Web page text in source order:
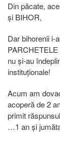
Din păcate,
și BIHOR,
Dar bihorenii i-
nu și-au
instituționale!
Acum am
acoperă de 2
primit
…1 an și